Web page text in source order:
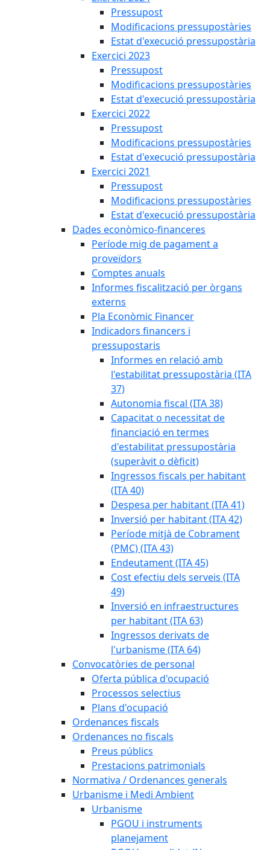
Pressupost
Modificacions pressupostàries
Estat d'execució pressupostària
Exercici 2023
Pressupost
Modificacions pressupostàries
Estat d'execució pressupostària
Exercici 2022
Pressupost
Modificacions pressupostàries
Estat d'execució pressupostària
Exercici 2021
Pressupost
Modificacions pressupostàries
Estat d'execució pressupostària
Dades econòmico-financeres
Període mig de pagament a
proveïdors
Comptes anuals
Informes fiscalització per òrgans
externs
Pla Econòmic Financer
Indicadors financers i
pressupostaris
Informes en relació amb
l'estabilitat pressupostària (ITA
37)
Autonomia fiscal (ITA 38)
Capacitat o necessitat de
financiació en termes
d'estabilitat pressupostària
(superàvit o dèficit)
Ingressos fiscals per habitant
(ITA 40)
Despesa per habitant (ITA 41)
Inversió per habitant (ITA 42)
Període mitjà de Cobrament
(PMC) (ITA 43)
Endeutament (ITA 45)
Cost efectiu dels serveis (ITA
49)
Inversió en infraestructures
per habitant (ITA 63)
Ingressos derivats de
l'urbanisme (ITA 64)
Convocatòries de personal
Oferta pública d'ocupació
Processos selectius
Plans d'ocupació
Ordenances fiscals
Ordenances no fiscals
Preus públics
Prestacions patrimonials
Normativa / Ordenances generals
Urbanisme i Medi Ambient
Urbanisme
PGOU i instruments
planejament